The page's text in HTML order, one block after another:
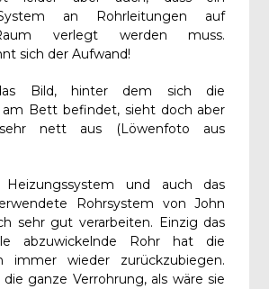
an Rohrleitungen auf
verlegt werden muss.
sich der Aufwand!
Bild, hinter dem sich die
am Bett befindet, sieht doch aber
nett aus (Löwenfoto aus
und auch das
Rohrsystem von John
sehr gut verarbeiten. Einzig das
abzuwickelnde Rohr hat die
immer wieder zurückzubiegen.
ganze Verrohrung, als wäre sie